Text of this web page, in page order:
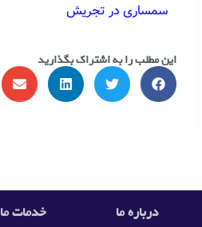
سمساری در تجریش
این مطلب را به اشتراک بگذارید
درباره ما خدمات ما